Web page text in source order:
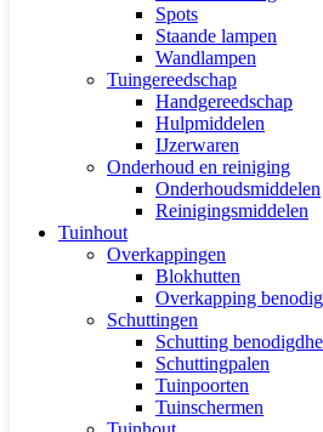
Spots
Staande lampen
Wandlampen
Tuingereedschap
Handgereedschap
Hulpmiddelen
IJzerwaren
Onderhoud en reiniging
Onderhoudsmiddelen
Reinigingsmiddelen
Tuinhout
Overkappingen
Blokhutten
Overkapping
Schuttingen
Schutting
Schuttingpalen
Tuinpoorten
Tuinschermen